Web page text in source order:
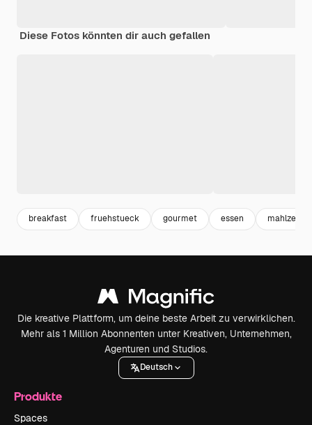
Diese Fotos könnten dir auch gefallen
breakfast fruehstueck gourmet essen mahlzeit
Die kreative Plattform, um deine beste Arbeit zu verwirklichen.
Mehr als 1 Million Abonnenten unter Kreativen, Unternehmen,
Agenturen und Studios.
Deutsch
Produkte
Spaces